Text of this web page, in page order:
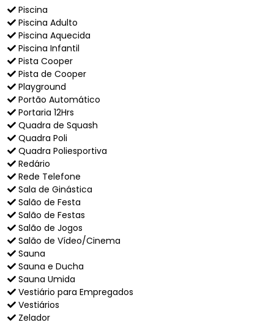
Piscina
Piscina Adulto
Piscina Aquecida
Piscina Infantil
Pista Cooper
Pista de Cooper
Playground
Portão Automático
Portaria 12Hrs
Quadra de Squash
Quadra Poli
Quadra Poliesportiva
Redário
Rede Telefone
Sala de Ginástica
Salão de Festa
Salão de Festas
Salão de Jogos
Salão de Vídeo/Cinema
Sauna
Sauna e Ducha
Sauna Umida
Vestiário para Empregados
Vestiários
Zelador